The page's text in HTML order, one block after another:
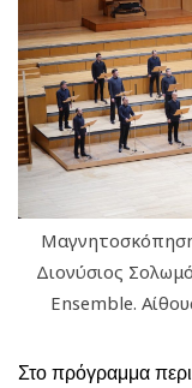
Διονύσιος
Ensemble.
Στο πρόγραμμα